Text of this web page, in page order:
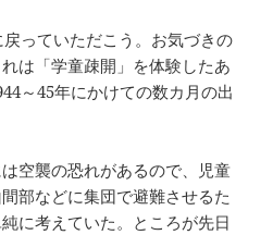
っていただこう。お気づきの
は「学童疎開」を体験したあ
～45年にかけての数カ月の出
は空襲の恐れがあるので、児童
部などに集団で避難させるた
に考えていた。ところが先日